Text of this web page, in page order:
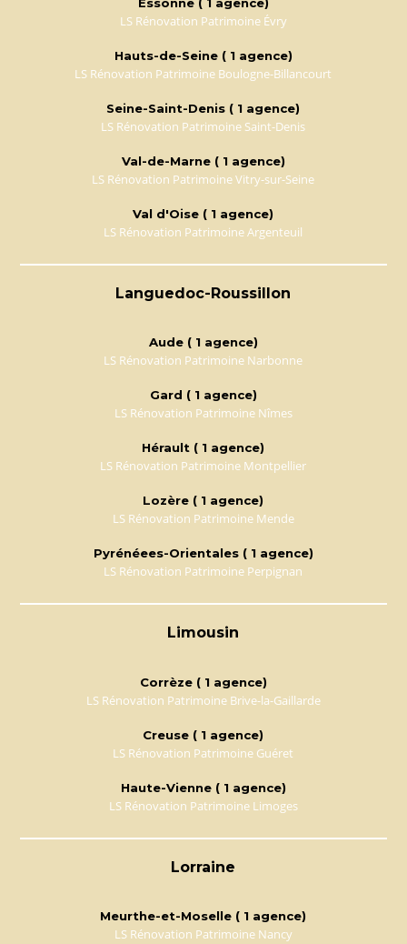
LS Rénovation Patrimoine Évry
Hauts-de-Seine ( 1 agence)
LS Rénovation Patrimoine Boulogne-Billancourt
Seine-Saint-Denis ( 1 agence)
LS Rénovation Patrimoine Saint-Denis
Val-de-Marne ( 1 agence)
LS Rénovation Patrimoine Vitry-sur-Seine
Val d'Oise ( 1 agence)
LS Rénovation Patrimoine Argenteuil
Languedoc-Roussillon
Aude ( 1 agence)
LS Rénovation Patrimoine Narbonne
Gard ( 1 agence)
LS Rénovation Patrimoine Nîmes
Hérault ( 1 agence)
LS Rénovation Patrimoine Montpellier
Lozère ( 1 agence)
LS Rénovation Patrimoine Mende
Pyrénéees-Orientales ( 1 agence)
LS Rénovation Patrimoine Perpignan
Limousin
Corrèze ( 1 agence)
LS Rénovation Patrimoine Brive-la-Gaillarde
Creuse ( 1 agence)
LS Rénovation Patrimoine Guéret
Haute-Vienne ( 1 agence)
LS Rénovation Patrimoine Limoges
Lorraine
Meurthe-et-Moselle ( 1 agence)
LS Rénovation Patrimoine Nancy